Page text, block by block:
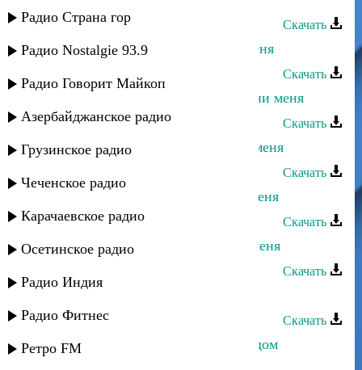
Радио Страна гор
Радио Nostalgie 93.9
Радио Говорит Майкоп
Азербайджанское радио
Грузинское радио
Чеченское радио
Карачаевское радио
Осетинское радио
Радио Индия
Радио Фитнес
Ретро FM
Скачать
Нариман Атаев - Не обманывай меня
Скачать
Альбина Казакмурзаева - Не обмани меня
Скачать
Гульжанат Исаева - Не смотри на меня
Скачать
Мадина Абдулбакова - Не мучай меня
Скачать
Асадула Бахтанов - Посмотри на меня
Скачать
Скачать
Ринат Каримов - Каким меня ты ядом
наполнила